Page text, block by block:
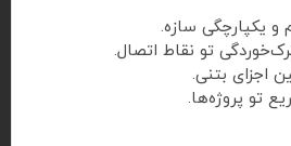
و یکپارچگی سازه.
تو نقاط اتصال.
اجزای بتنی.
تو پروژه‌ها.